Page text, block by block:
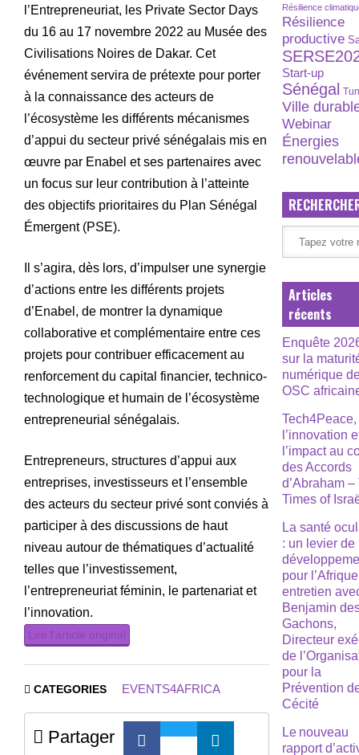
l’Entrepreneuriat, les Private Sector Days
du 16 au 17 novembre 2022 au Musée des
Civilisations Noires de Dakar. Cet
événement servira de prétexte pour porter
à la connaissance des acteurs de
l’écosystème les différents mécanismes
d’appui du secteur privé sénégalais mis en
œuvre par Enabel et ses partenaires avec
un focus sur leur contribution à l’atteinte
des objectifs prioritaires du Plan Sénégal
Émergent (PSE).
Il s’agira, dès lors, d’impulser une synergie
d’actions entre les différents projets
d’Enabel, de montrer la dynamique
collaborative et complémentaire entre ces
projets pour contribuer efficacement au
renforcement du capital financier, technico-
technologique et humain de l’écosystème
entrepreneurial sénégalais.
Entrepreneurs, structures d’appui aux
entreprises, investisseurs et l’ensemble
des acteurs du secteur privé sont conviés à
participer à des discussions de haut
niveau autour de thématiques d’actualité
telles que l’investissement,
l’entrepreneuriat féminin, le partenariat et
l’innovation.
Lire l’article original
CATEGORIES EVENTS4AFRICA
Partager
Résilience
Résilience
productive
Start-up
Sénégal
Ville
Webinar
Énergies
Articles
récents
Enquête
sur la
numérique
OSC
Tech4Peace,
l’innovation
l’impact au
des Accords
d’Abraham –
Times of
La santé
: un levier de
pour
entretien
Benjamin
Gachons,
Directeur
de
pour la
Prévention
Cécité
Le nouveau
rapport